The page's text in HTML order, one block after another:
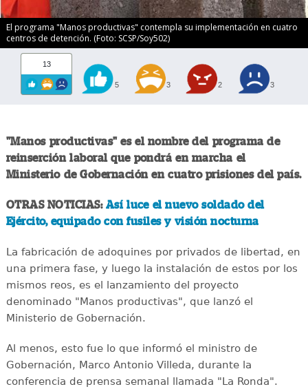
El programa "Manos productivas" contempla su implementación en cuatro
centros de detención. (Foto: SCSP/Soy502)
13
5 3 2 3
"Manos productivas" es el nombre del programa de
reinserción laboral que pondrá en marcha el
Ministerio de Gobernación en cuatro prisiones del país.
OTRAS NOTICIAS: Así luce el nuevo soldado del
Ejército, equipado con fusiles y visión nocturna
La fabricación de adoquines por privados de libertad, en
una primera fase, y luego la instalación de estos por los
mismos reos, es el lanzamiento del proyecto
denominado "Manos productivas", que lanzó el
Ministerio de Gobernación.
Al menos, esto fue lo que informó el ministro de
Gobernación, Marco Antonio Villeda, durante la
conferencia de prensa semanal llamada "La Ronda".